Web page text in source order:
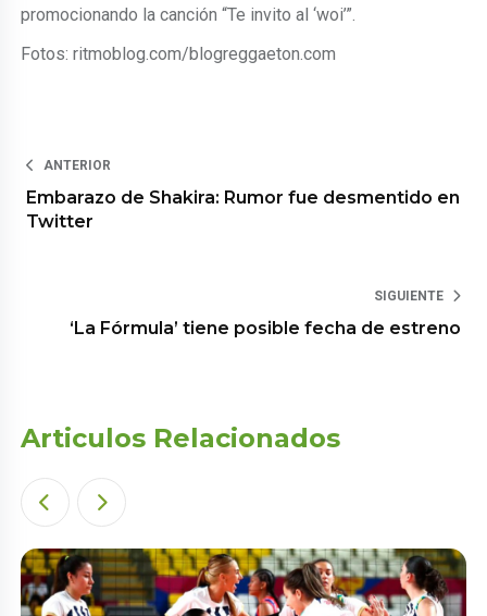
promocionando la canción “Te invito al ‘woi’”.
Fotos: ritmoblog.com/blogreggaeton.com
ANTERIOR
Embarazo de Shakira: Rumor fue desmentido en
Twitter
SIGUIENTE
‘La Fórmula’ tiene posible fecha de estreno
Articulos Relacionados